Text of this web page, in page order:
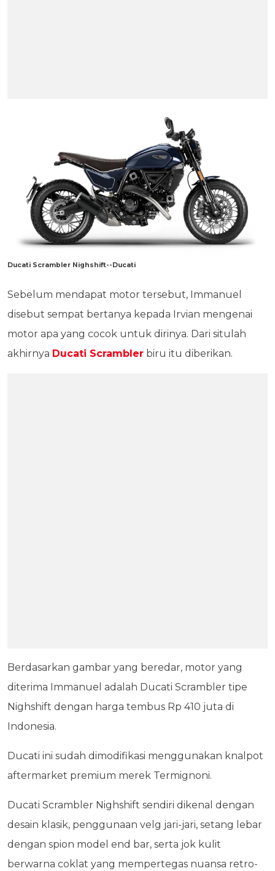
Ducati Scrambler Nighshift--Ducati
Sebelum mendapat motor tersebut, Immanuel
disebut sempat bertanya kepada Irvian mengenai
motor apa yang cocok untuk dirinya. Dari situlah
akhirnya Ducati Scrambler biru itu diberikan.
Berdasarkan gambar yang beredar, motor yang
diterima Immanuel adalah Ducati Scrambler tipe
Nighshift dengan harga tembus Rp 410 juta di
Indonesia.
Ducati ini sudah dimodifikasi menggunakan knalpot
aftermarket premium merek Termignoni.
Ducati Scrambler Nighshift sendiri dikenal dengan
desain klasik, penggunaan velg jari-jari, setang lebar
dengan spion model end bar, serta jok kulit
berwarna coklat yang mempertegas nuansa retro-